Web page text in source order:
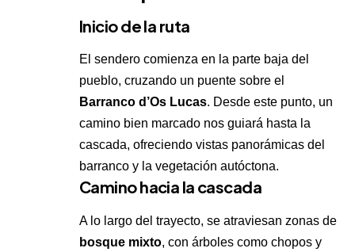
Inicio de la ruta
El sendero comienza en la parte baja del
pueblo, cruzando un puente sobre el
Barranco d’Os Lucas. Desde este punto, un
camino bien marcado nos guiará hasta la
cascada, ofreciendo vistas panorámicas del
barranco y la vegetación autóctona.
Camino hacia la cascada
A lo largo del trayecto, se atraviesan zonas de
bosque mixto, con árboles como chopos y